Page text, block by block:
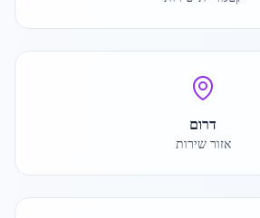
דרום
אזור שירות